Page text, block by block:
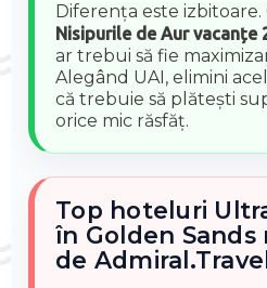
Diferența este izbitoare.
Nisipurile de Aur vacanțe
ar trebui să fie
Alegând UAI, elimini
că trebuie să plătești
orice mic răsfăț.
Top hoteluri
în Golden
de Admiral.Travel